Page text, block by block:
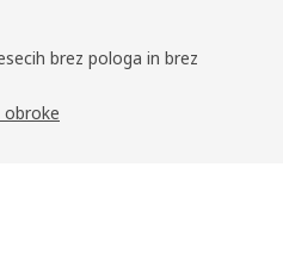
brez pologa in brez
obroke